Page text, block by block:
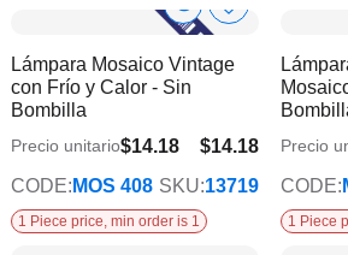
Show
Product
Info
Añadir
la
deseos
Lámpara Mosaico Vintage
con Frío y Calor - Sin
Bombilla
$14.18
$11.03
Precio unitario$14.18
CODE: MOS 408 SKU:13719
1 Piece price, min order is 1
Precio
CODE:
1 Piece